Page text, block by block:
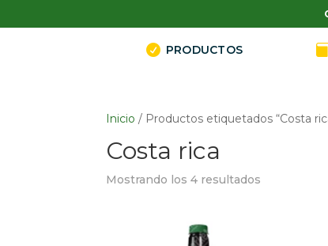
 PRODUCTOS 
Inicio / Productos etiquetados “Costa
Costa rica
Mostrando los 4 resultados